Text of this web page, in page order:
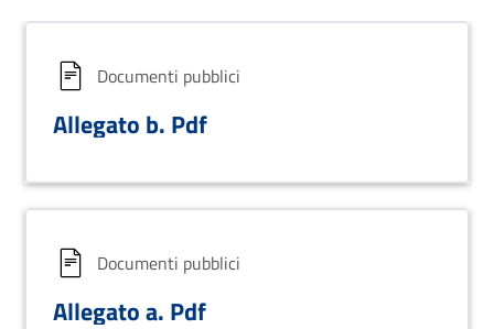
Documenti pubblici
Allegato b. Pdf
Documenti pubblici
Allegato a. Pdf